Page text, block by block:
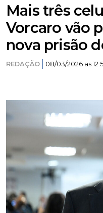
Mais três
Vorcaro vão
nova prisão
REDAÇÃO 08/03/2026 as